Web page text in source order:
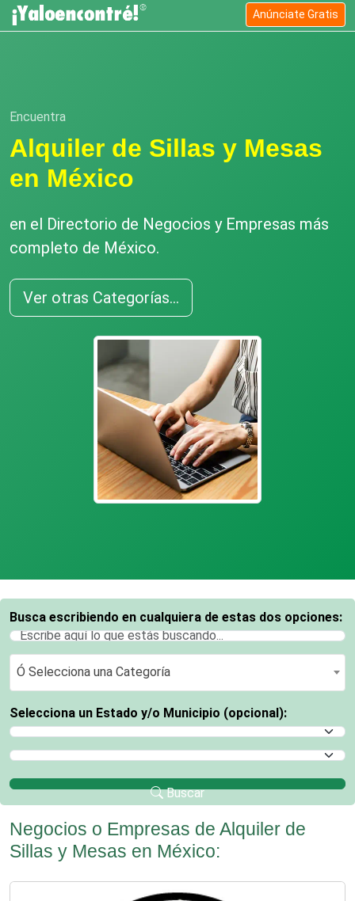
Anúnciate Gratis
Encuentra
Alquiler de Sillas y Mesas
en México
en el Directorio de Negocios y Empresas más
completo de México.
Ver otras Categorías...
Busca escribiendo en cualquiera de estas dos opciones:
Ó Selecciona una Categoría
Ó Selecciona una Categoría
Selecciona un Estado y/o Municipio (opcional):
Selecciona un Estado
Selecciona un Municipio
Buscar
Negocios o Empresas de Alquiler de
Sillas y Mesas en México: